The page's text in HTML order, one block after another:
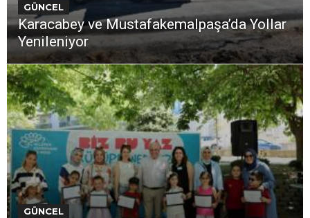
GÜNCEL
Karacabey ve Mustafakemalpaşa’da Yollar
Yenileniyor
GÜNCEL